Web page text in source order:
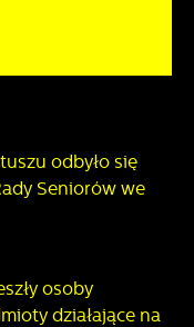
odbyło się
Seniorów we
osoby
działające na
przez Ciebie
wypełniania
z której
ustawień oraz
czy
strony poprzez
preferencji.